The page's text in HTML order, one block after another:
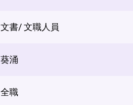
文書/ 文職人員
葵涌
全職